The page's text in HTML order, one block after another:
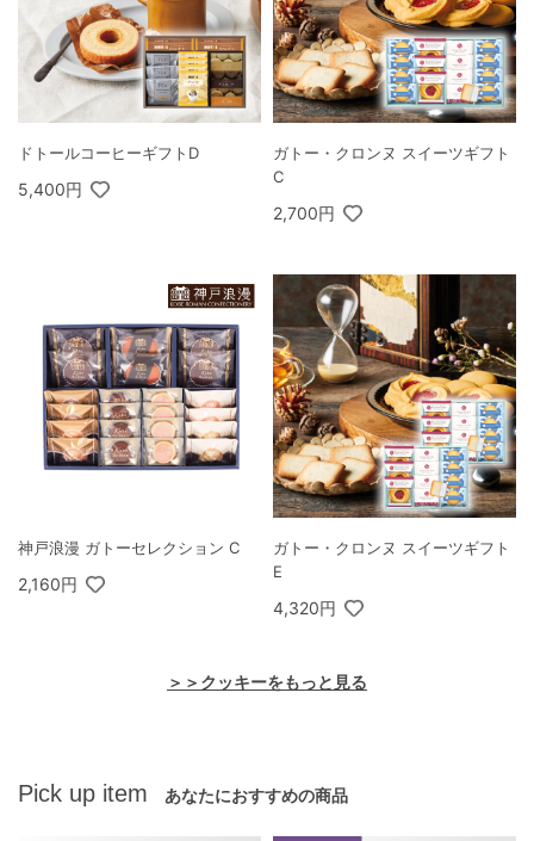
ドトールコーヒーギフトD
5,400円
ガトー・クロンヌ スイーツギフト
C
2,700円
神戸浪漫 ガトーセレクション C
2,160円
ガトー・クロンヌ スイーツギフト
E
4,320円
＞＞クッキーをもっと見る
Pick up item あなたにおすすめの商品